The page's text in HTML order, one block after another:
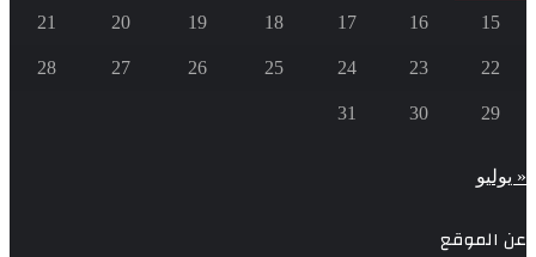
16
17
18
19
20
21
23
24
25
26
27
28
30
31